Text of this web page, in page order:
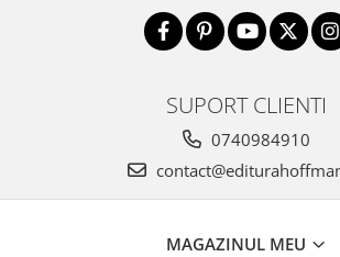
SUPORT CLIENTI
0740984910
MAGAZINUL MEU